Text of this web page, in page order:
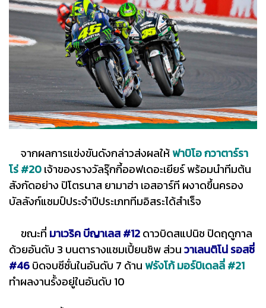
จากผลการแข่งขันดังกล่าวส่งผลให้ฟาบิโอ กวาตาร์รา
โร่ #20เจ้าของรางวัลรุ๊กกี้ออฟเดอะเยียร์ พร้อมนำทีมต้น
สังกัดอย่าง ปิโตรนาส ยามาฮ่า เอสอาร์ที ผงาดขึ้นครอง
บัลลังก์แชมป์ประจำปีประเภททีมอิสระได้สำเร็จ
ขณะที่ มาเวริค บีญาเลส #12ดาวบิดสแปนิช ปิดฤดูกาล
ด้วยอันดับ 3 บนตารางแชมเปี้ยนชิพ ส่วนวาเลนติโน่ รอสซี่
#46บิดจบซีซั่นในอันดับ 7 ด้านฟรังโก้ มอร์บิเดลลี่ #21
ทำผลงานรั้งอยู่ในอันดับ 10